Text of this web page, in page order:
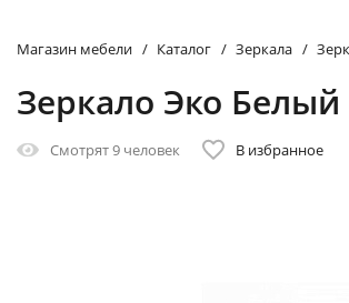
Магазин мебели Каталог Зеркала
Зеркало Эко Белый
Смотрят9 человек В избранное